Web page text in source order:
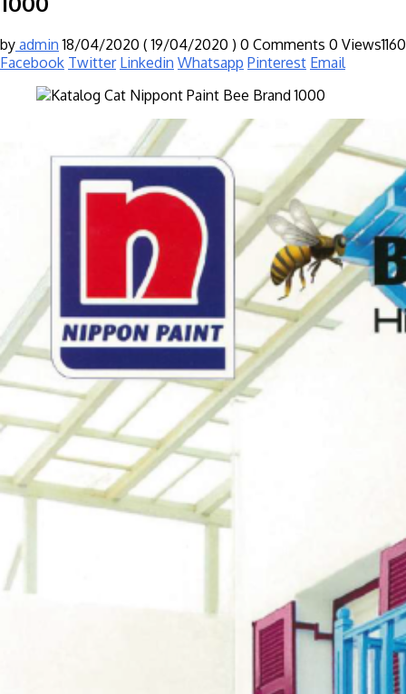
by admin 18/04/2020 ( 19/04/2020 ) 0 Comments 0 Views1160
Facebook Twitter Linkedin Whatsapp Pinterest Email